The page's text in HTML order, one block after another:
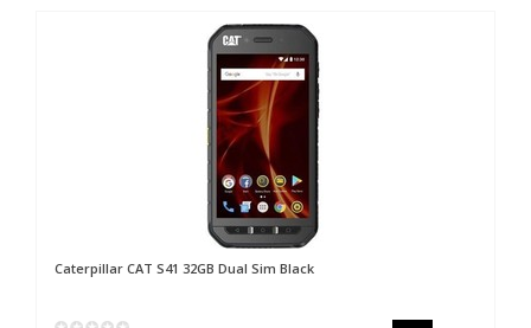
Caterpillar CAT S41 32GB Dual Sim Black